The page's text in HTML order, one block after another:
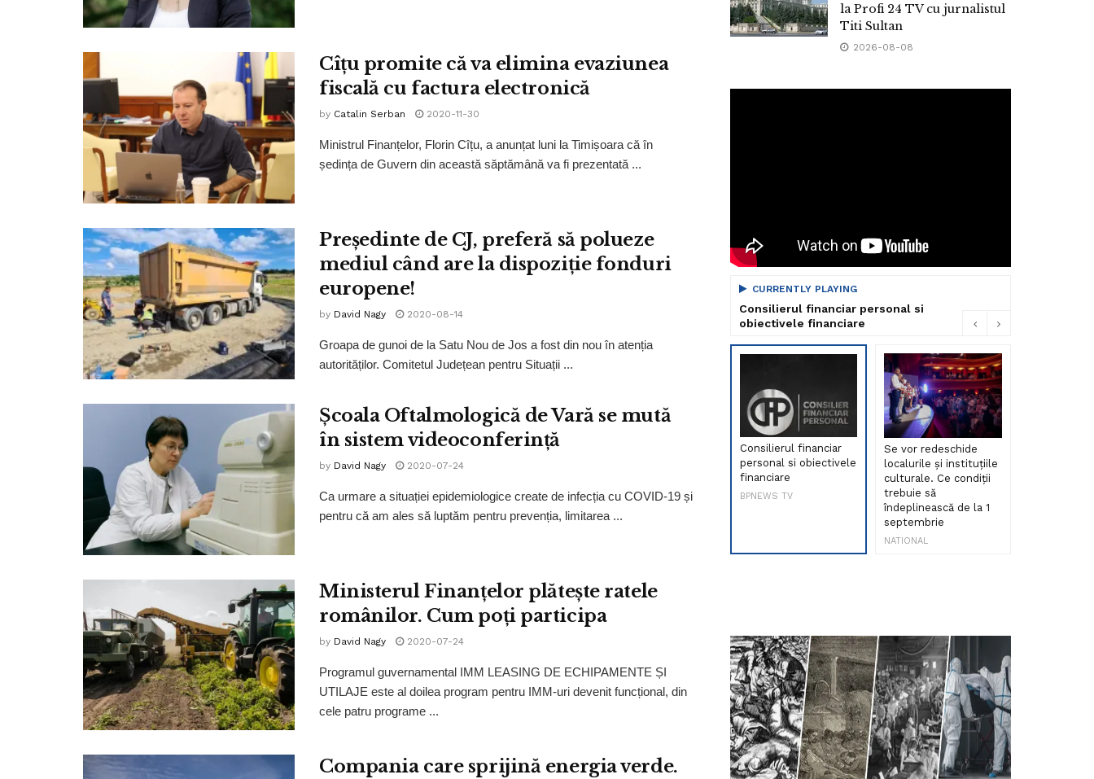
Cîțu promite că va elimina evaziunea
fiscală cu factura electronică
by Catalin Serban 2020-11-30
Ministrul Finanțelor, Florin Cîțu, a anunțat luni la Timișoara că în
ședința de Guvern din această săptămână va fi prezentată ...
Președinte de CJ, preferă să polueze
mediul când are la dispoziție fonduri
europene!
by David Nagy 2020-08-14
Groapa de gunoi de la Satu Nou de Jos a fost din nou în atenția
autorităților. Comitetul Județean pentru Situații ...
Școala Oftalmologică de Vară se mută
în sistem videoconferință
by David Nagy 2020-07-24
Ca urmare a situației epidemiologice create de infecția cu COVID-19 și
pentru că am ales să luptăm pentru prevenția, limitarea ...
Ministerul Finanțelor plătește ratele
românilor. Cum poți participa
by David Nagy 2020-07-24
Programul guvernamental IMM LEASING DE ECHIPAMENTE ȘI
UTILAJE este al doilea program pentru IMM-uri devenit funcțional, din
cele patru programe ...
Compania care sprijină energia verde.
la Profi 24 TV cu jurnalistul
Titi Sultan
2026-08-08
CURRENTLY PLAYING
Consilierul financiar personal si
obiectivele financiare
Consilierul financiar
personal si obiectivele
financiare
BPNEWS TV
Se vor redeschide
localurile și instituțiile
culturale. Ce condiții
trebuie să
îndeplinească de la 1
septembrie
NATIONAL